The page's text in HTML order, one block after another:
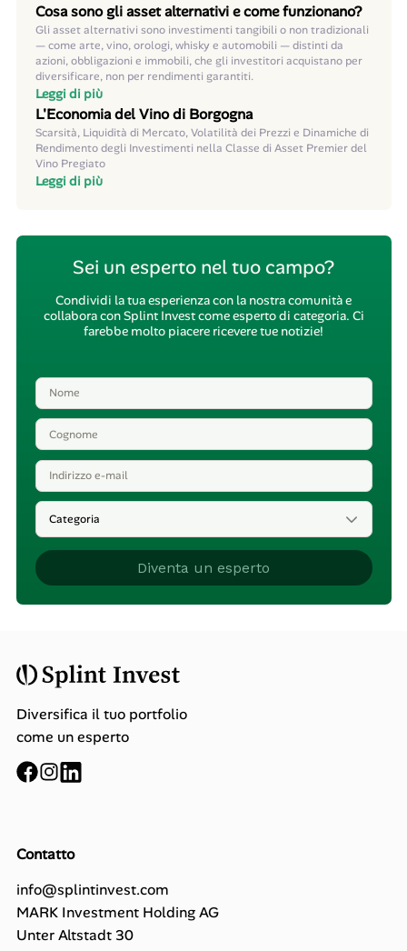
Cosa sono gli asset alternativi e come funzionano?
Gli asset alternativi sono investimenti tangibili o non tradizionali
— come arte, vino, orologi, whisky e automobili — distinti da
azioni, obbligazioni e immobili, che gli investitori acquistano per
diversificare, non per rendimenti garantiti.
Leggi di più
L'Economia del Vino di Borgogna
Scarsità, Liquidità di Mercato, Volatilità dei Prezzi e Dinamiche di
Rendimento degli Investimenti nella Classe di Asset Premier del
Vino Pregiato
Leggi di più
Sei un esperto nel tuo campo?
Condividi la tua esperienza con la nostra comunità e
collabora con Splint Invest come esperto di categoria. Ci
farebbe molto piacere ricevere tue notizie!
Diventa un esperto
Diversifica il tuo portfolio
come un esperto
Contatto
info@splintinvest.com
MARK Investment Holding AG
Unter Altstadt 30